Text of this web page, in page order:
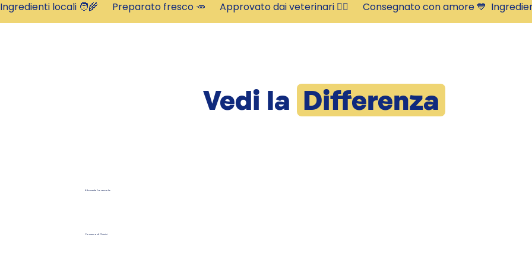
Ingredienti locali 🧑‍🌾      Preparato fresco 🥕      Approvato dai veterinari 👩‍⚕️      Consegnato con amore 💙
Vedi la Differenza
Altamente Processato
Conservanti Chimici